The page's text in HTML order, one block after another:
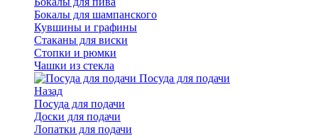
Бокалы для шампанского
Кувшины и графины
Стаканы для виски
Стопки и рюмки
Чашки из стекла
Посуда для подачи
Назад
Посуда для подачи
Доски для подачи
Лопатки для подачи